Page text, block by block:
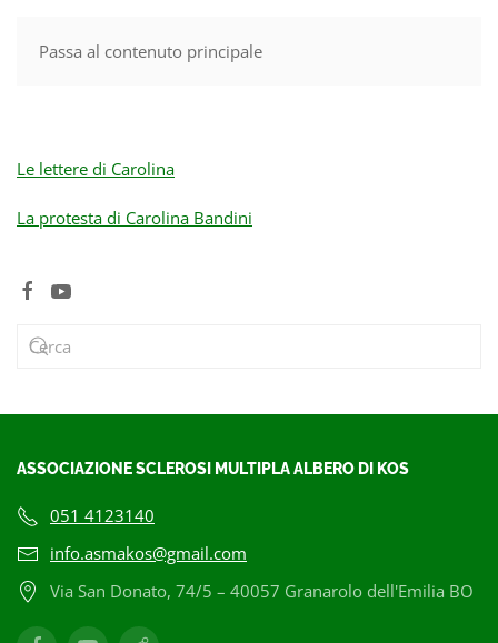
Passa al contenuto principale
MENU
Le lettere di Carolina
La protesta di Carolina Bandini
ASSOCIAZIONE SCLEROSI MULTIPLA ALBERO DI KOS
051 4123140
info.asmakos@gmail.com
Via San Donato, 74/5 – 40057 Granarolo dell'Emilia BO